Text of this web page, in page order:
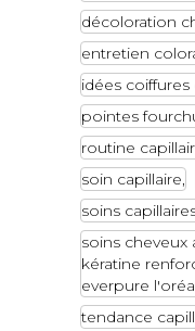
décoloration
entretien
idées
pointes
routine
soin capillaire
soins
soins cheveux
kératine
everpure
tendance